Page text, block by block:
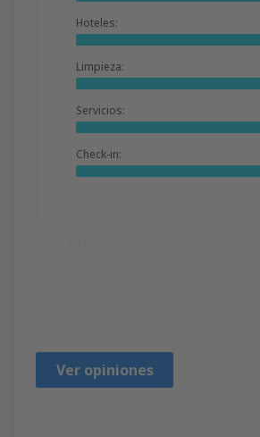
Hoteles:
Limpieza:
Servicios:
Check-in:
Ver opiniones